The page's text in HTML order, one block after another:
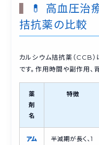
💊 高血圧治
拮抗薬の比較
カルシウム拮抗薬（CCB）
です。作用時間や副作用、
薬
剤
名
特徴
アム
半減期が長く、1